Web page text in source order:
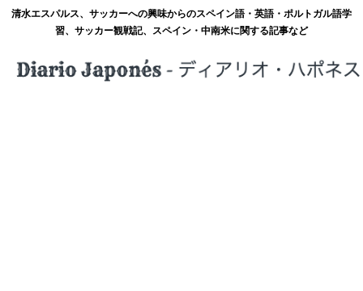
清水エスパルス、サッカーへの興味からのスペイン語・英語・ポルトガル語学
習、サッカー観戦記、スペイン・中南米に関する記事など